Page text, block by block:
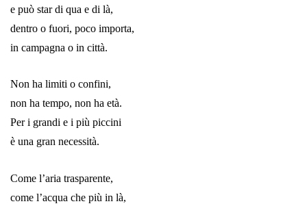
e può star di qua e di là,
dentro o fuori, poco importa,
in campagna o in città.
Non ha limiti o confini,
non ha tempo, non ha età.
Per i grandi e i più piccini
è una gran necessità.
Come l’aria trasparente,
come l’acqua che più in là,